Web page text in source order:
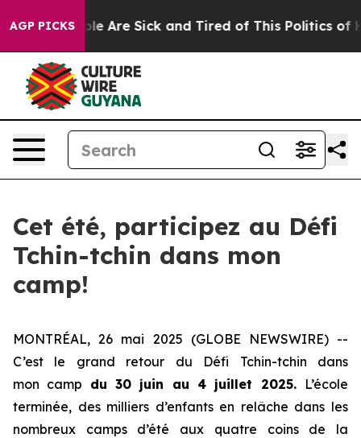
AGP PICKS
“People Are Sick and Tired of This Politics of
Cet été, participez au Défi
Tchin-tchin dans mon
camp!
MONTRÉAL, 26 mai 2025 (GLOBE NEWSWIRE) --
C’est le grand retour du Défi Tchin-tchin dans
mon camp du 30 juin au 4 juillet 2025. L’école
terminée, des milliers d’enfants en relâche dans les
nombreux camps d’été aux quatre coins de la